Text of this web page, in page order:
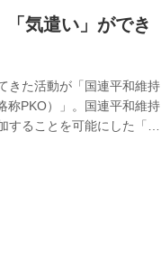
気遣い」ができ
きた活動が「国連平和維持
称PKO）」。国連平和維持
することを可能にした「国
ンボジア派遣から本格的
迎えます。この30年間